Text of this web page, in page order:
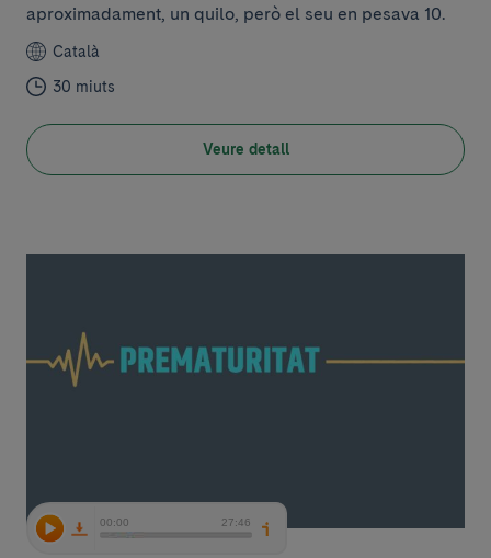
aproximadament, un quilo, però el seu en pesava 10.
Català
30 miuts
Veure detall